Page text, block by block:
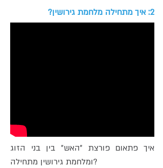
2: איך מתחילה מלחמת גירושין?
איך פתאום פורצת "האש" בין בני הזוג
ומלחמת גירושין מתחילה?